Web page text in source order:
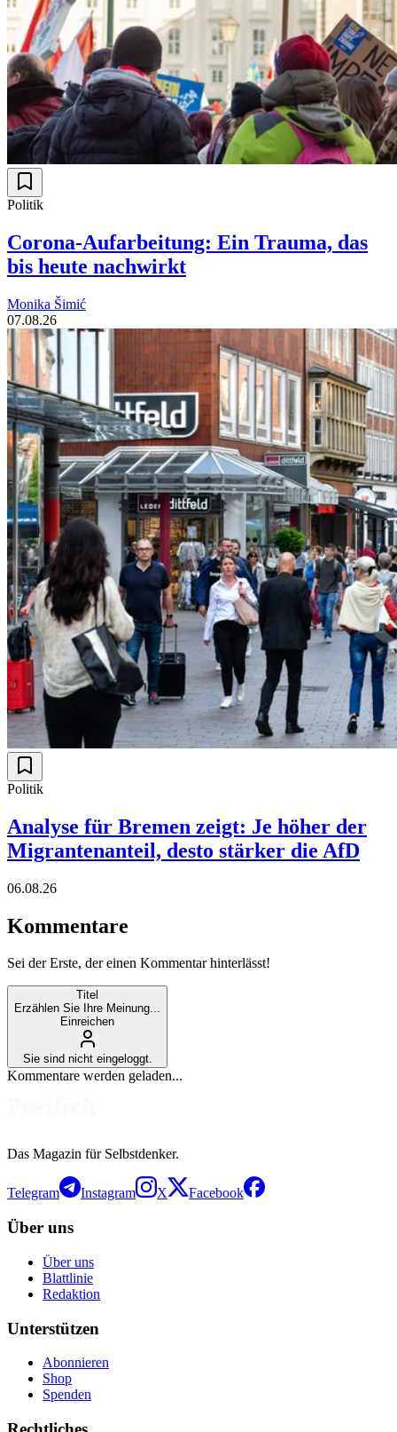
Politik
Corona-Aufarbeitung: Ein Trauma, das
bis heute nachwirkt
Monika Šimić
07.08.26
Politik
Analyse für Bremen zeigt: Je höher der
Migrantenanteil, desto stärker die AfD
06.08.26
Kommentare
Sei der Erste, der einen Kommentar hinterlässt!
Titel
Erzählen Sie Ihre Meinung...
Einreichen
Sie sind nicht eingeloggt.
Kommentare werden geladen...
Das Magazin für Selbstdenker.
Telegram Instagram X Facebook
Über uns
Über uns
Blattlinie
Redaktion
Unterstützen
Abonnieren
Shop
Spenden